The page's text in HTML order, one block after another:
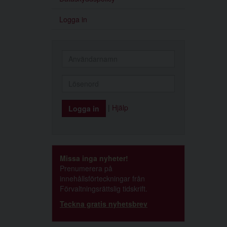
Logga in
Hjälp
Missa inga nyheter!
Prenumerera på
innehållsförteckningar från
Förvaltningsrättslig tidskrift.
Teckna gratis nyhetsbrev